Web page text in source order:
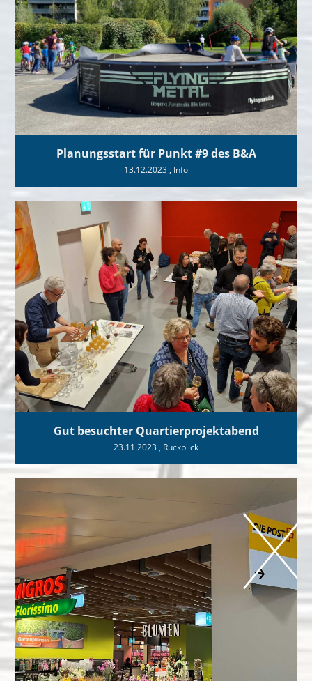
Planungsstart für Punkt #9 des B&A
13.12.2023 , Info
Gut besuchter Quartierprojektabend
23.11.2023 , Rückblick